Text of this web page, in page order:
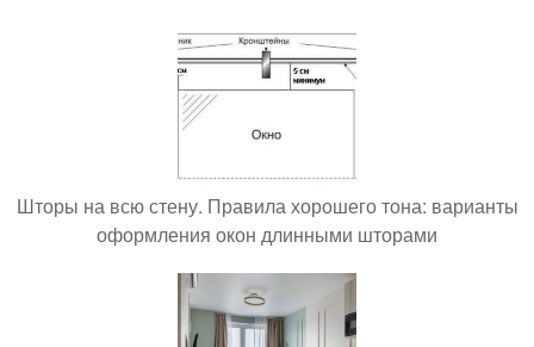
Шторы на всю стену. Правила хорошего тона: варианты
оформления окон длинными шторами